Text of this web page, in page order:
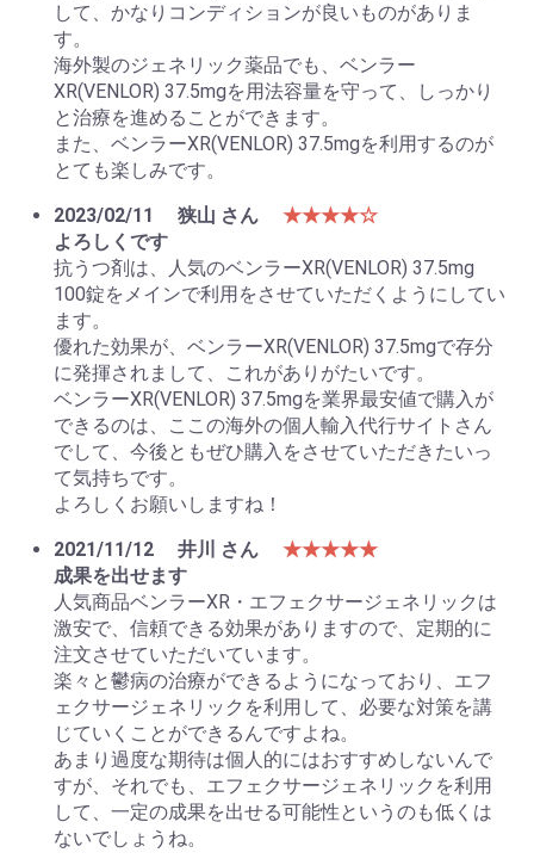
して、かなりコンディションが良いものがありま
す。
海外製のジェネリック薬品でも、ベンラー
XR(VENLOR) 37.5mgを用法容量を守って、しっかり
と治療を進めることができます。
また、ベンラーXR(VENLOR) 37.5mgを利用するのが
とても楽しみです。
2023/02/11
狭山 さん
★★★★☆
よろしくです
抗うつ剤は、人気のベンラーXR(VENLOR) 37.5mg
100錠をメインで利用をさせていただくようにしてい
ます。
優れた効果が、ベンラーXR(VENLOR) 37.5mgで存分
に発揮されまして、これがありがたいです。
ベンラーXR(VENLOR) 37.5mgを業界最安値で購入が
できるのは、ここの海外の個人輸入代行サイトさん
でして、今後ともぜひ購入をさせていただきたいっ
て気持ちです。
よろしくお願いしますね！
2021/11/12
井川 さん
★★★★★
成果を出せます
人気商品ベンラーXR・エフェクサージェネリックは
激安で、信頼できる効果がありますので、定期的に
注文させていただいています。
楽々と鬱病の治療ができるようになっており、エフ
ェクサージェネリックを利用して、必要な対策を講
じていくことができるんですよね。
あまり過度な期待は個人的にはおすすめしないんで
すが、それでも、エフェクサージェネリックを利用
して、一定の成果を出せる可能性というのも低くは
ないでしょうね。